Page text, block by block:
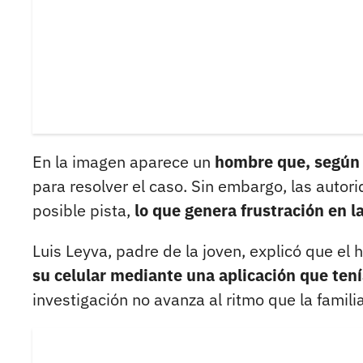
En la imagen aparece un hombre que,
para resolver el caso. Sin embargo, las
posible pista, lo que genera frustración en
Luis Leyva, padre de la joven, explicó que
su celular mediante una aplicación que
investigación no avanza al ritmo que la